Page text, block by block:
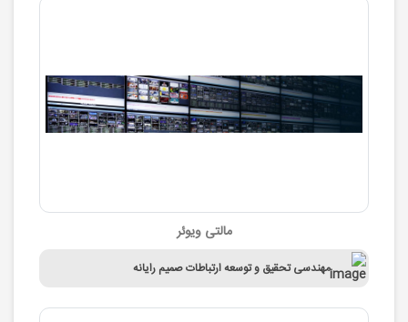
مالتی ویوئر
مهندسی تحقیق و توسعه ارتباطات صمیم رایانه